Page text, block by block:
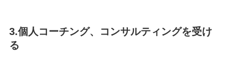
3.個人コーチング、コンサルティングを受け
る